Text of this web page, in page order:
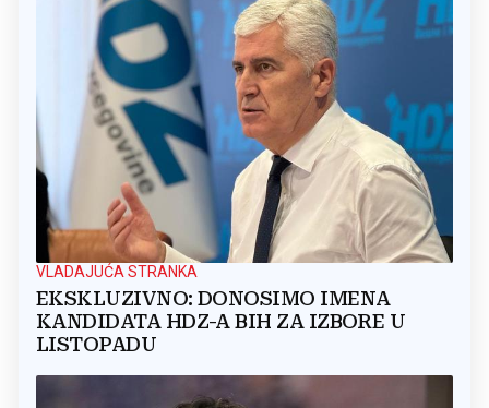
VLADAJUĆA STRANKA
EKSKLUZIVNO: DONOSIMO IMENA
KANDIDATA HDZ-A BIH ZA IZBORE U
LISTOPADU